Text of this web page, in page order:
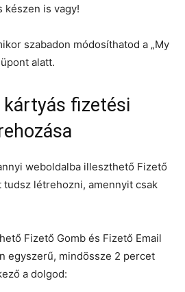
készen is vagy!
szabadon módosíthatod a „My
alatt.
kártyás fizetési
weboldalba illeszthető Fizető
tudsz létrehozni, amennyit csak
Fizető Gomb és Fizető Email
egyszerű, mindössze 2 percet
a dolgod: